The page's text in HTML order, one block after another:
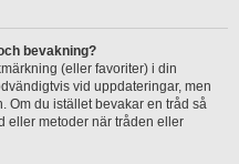
bevakning?
(eller favoriter) i din
vid uppdateringar, men
Om du istället bevakar en tråd så
eller metoder när tråden eller